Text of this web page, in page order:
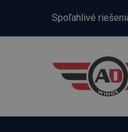
Spoľahlivé